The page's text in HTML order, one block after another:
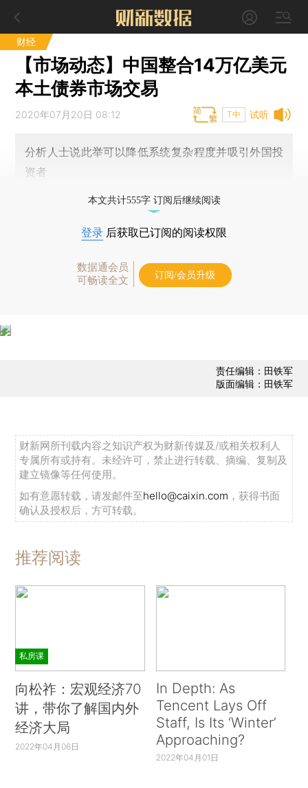
财经
【市场动态】中国整合14万亿美元
本土债券市场交易
试听
2020年07月20日 08:12 T中
分析人士说此举可以降低系统复杂程度并吸引外国投
资者
本文共计555字 订阅后继续阅读
登录 后获取已订阅的阅读权限
数据通会员
可畅读全文
订阅/会员升级
责任编辑：田铁军
版面编辑：田铁军
财新网所刊载内容之知识产权为财新传媒及/或相关权利人
专属所有或持有。未经许可，禁止进行转载、摘编、复制及
建立镜像等任何使用。
如有意愿转载，请发邮件至hello@caixin.com ，获得书面
确认及授权后，方可转载。
推荐阅读
私房课
向松祚：宏观经济70
讲，带你了解国内外
经济大局
2022年04月06日
In Depth: As
Tencent Lays Off
Staff, Is Its ‘Winter’
Approaching?
2022年04月01日